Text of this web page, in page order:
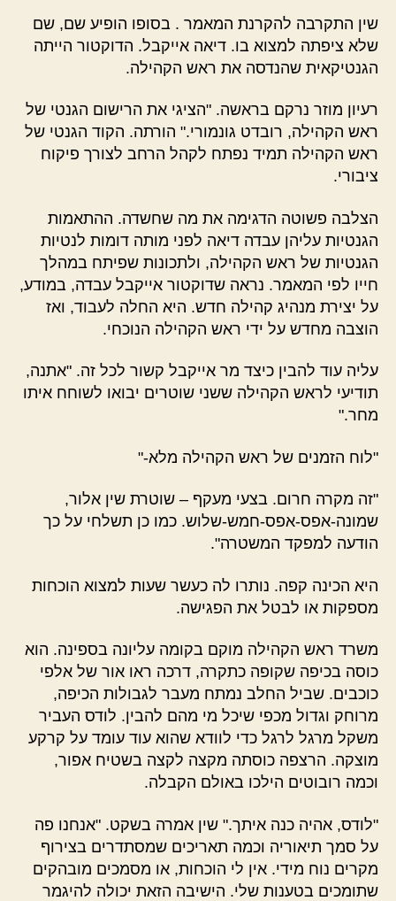
שין התקרבה להקרנת המאמר . בסופו הופיע שם, שם
שלא ציפתה למצוא בו. דיאה אייקבל. הדוקטור הייתה
הגנטיקאית שהנדסה את ראש הקהילה.
רעיון מוזר נרקם בראשה. "הציגי את הרישום הגנטי של
ראש הקהילה, רובדט גונמורי." הורתה. הקוד הגנטי של
ראש הקהילה תמיד נפתח לקהל הרחב לצורך פיקוח
ציבורי.
הצלבה פשוטה הדגימה את מה שחשדה. ההתאמות
הגנטיות עליהן עבדה דיאה לפני מותה דומות לנטיות
הגנטיות של ראש הקהילה, ולתכונות שפיתח במהלך
חייו לפי המאמר. נראה שדוקטור אייקבל עבדה, במודע,
על יצירת מנהיג קהילה חדש. היא החלה לעבוד, ואז
הוצבה מחדש על ידי ראש הקהילה הנוכחי.
עליה עוד להבין כיצד מר אייקבל קשור לכל זה. "אתנה,
תודיעי לראש הקהילה ששני שוטרים יבואו לשוחח איתו
מחר."
"לוח הזמנים של ראש הקהילה מלא-"
"זה מקרה חרום. בצעי מעקף – שוטרת שין אלור,
שמונה-אפס-אפס-חמש-שלוש. כמו כן תשלחי על כך
הודעה למפקד המשטרה".
היא הכינה קפה. נותרו לה כעשר שעות למצוא הוכחות
מספקות או לבטל את הפגישה.
משרד ראש הקהילה מוקם בקומה עליונה בספינה. הוא
כוסה בכיפה שקופה כתקרה, דרכה ראו אור של אלפי
כוכבים. שביל החלב נמתח מעבר לגבולות הכיפה,
מרוחק וגדול מכפי שיכל מי מהם להבין. לודס העביר
משקל מרגל לרגל כדי לוודא שהוא עוד עומד על קרקע
מוצקה. הרצפה כוסתה מקצה לקצה בשטיח אפור,
וכמה רובוטים הילכו באולם הקבלה.
"לודס, אהיה כנה איתך." שין אמרה בשקט. "אנחנו פה
על סמך תיאוריה וכמה תאריכים שמסתדרים בצירוף
מקרים נוח מידי. אין לי הוכחות, או מסמכים מובהקים
שתומכים בטענות שלי. הישיבה הזאת יכולה להיגמר